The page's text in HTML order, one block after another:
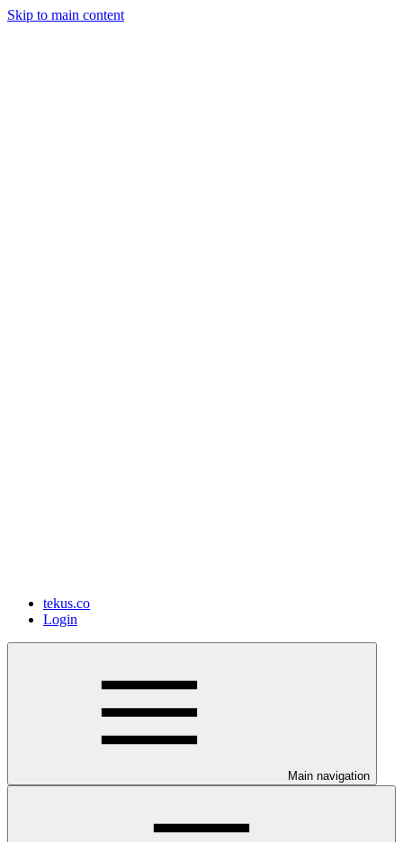
Skip to main content
tekus.co
Login
Main navigation